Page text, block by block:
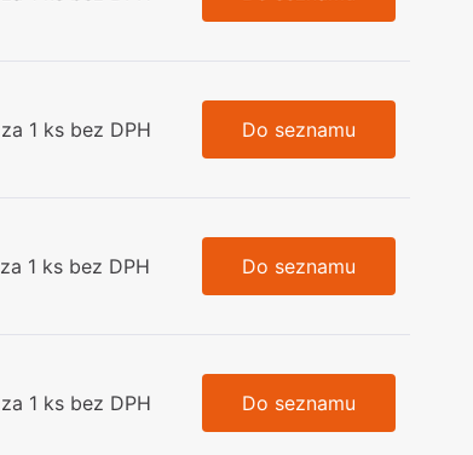
za 1 ks bez DPH Do seznamu
za 1 ks bez DPH Do seznamu
za 1 ks bez DPH Do seznamu